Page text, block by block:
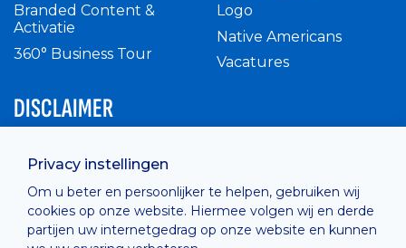
Privacy instellingen
Om u beter en persoonlijker te helpen, gebruiken wij
cookies op onze website. Hiermee volgen wij en derde
partijen uw internetgedrag op onze website en kunnen
Branded Content &
Activatie
360° Business Tour
Logo
Native Americans
Vacatures
DISCLAIMER
Privacy Policy
Cashless
verkoopsvoorwaarden
Cookie Policy